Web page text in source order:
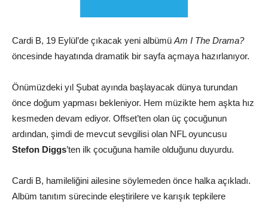
Cardi B, 19 Eylül’de çıkacak yeni albümü Am I The Drama?
öncesinde hayatında dramatik bir sayfa açmaya hazırlanıyor.
Önümüzdeki yıl Şubat ayında başlayacak dünya turundan
önce doğum yapması bekleniyor. Hem müzikte hem aşkta hız
kesmeden devam ediyor. Offset’ten olan üç çocuğunun
ardından, şimdi de mevcut sevgilisi olan NFL oyuncusu
Stefon Diggs’ten ilk çocuğuna hamile olduğunu duyurdu.
Cardi B, hamileliğini ailesine söylemeden önce halka açıkladı.
Albüm tanıtım sürecinde eleştirilere ve karışık tepkilere